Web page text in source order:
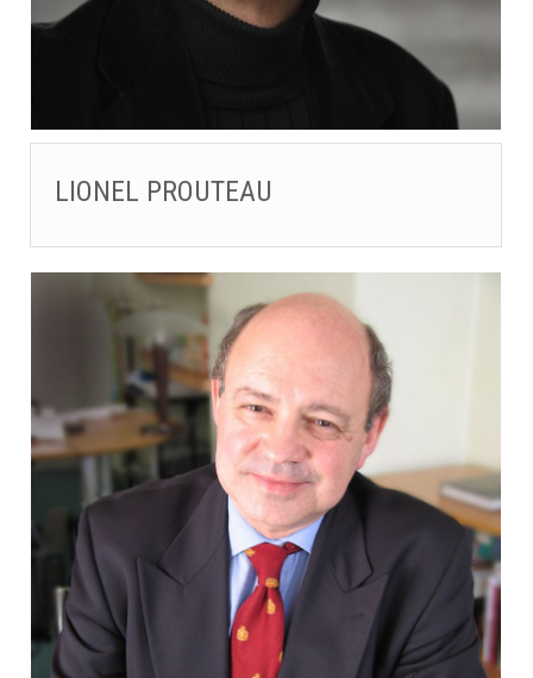
LIONEL PROUTEAU